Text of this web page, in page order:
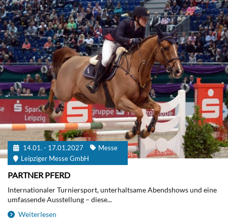
14.01. - 17.01.2027
Messe
Leipziger Messe GmbH
PARTNER PFERD
Internationaler Turniersport, unterhaltsame Abendshows und eine
umfassende Ausstellung – diese...
Weiterlesen